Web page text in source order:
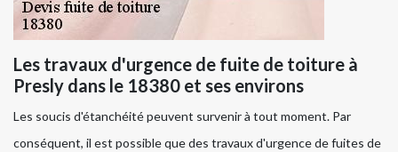
Les travaux d'urgence de fuite de toiture à
Presly dans le 18380 et ses environs
Les soucis d'étanchéité peuvent survenir à tout moment. Par
conséquent, il est possible que des travaux d'urgence de fuites de